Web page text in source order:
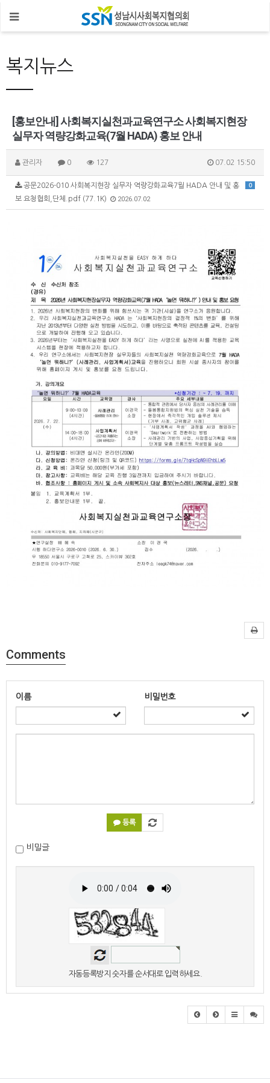
복지뉴스
[홍보안내] 사회복지실천과교육연구소 사회복지현장
실무자 역량강화교육(7월 HADA) 홍보 안내
관리자 0 127 07.02 15:50
0
공문2026-010 사회복지현장 실무자 역량강화교육7월 HADA 안내 및 홍
보 요청협회,단체.pdf (77.1K)
2026.07.02
Comments
이름 비밀번호
등록
비밀글
자동등록방지 숫자를 순서대로 입력하세요.